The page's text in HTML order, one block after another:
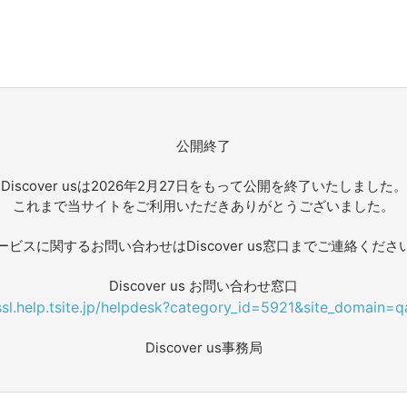
公開終了
Discover usは2026年2月27日をもって公開を終了いたしました。
これまで当サイトをご利用いただきありがとうございました。
ビスに関するお問い合わせはDiscover us窓口までご連絡ください
Discover us お問い合わせ窓口
Discover us事務局